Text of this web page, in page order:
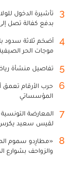
3
بدفع كفالة تصل إلى 20 ألف
4
أضخم ثلاثة
موجات الحر
5 تفاصيل منشأة
6
حرب الأرقام تعمق
المؤسساتي
7
المعارضة
لقيس سعيد يكرس
8
«مطارِدو سموم
والزواحف بشوارع